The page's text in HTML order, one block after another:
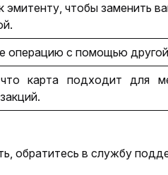
эмитенту, чтобы заменить
операцию с помощью другой
карта подходит для
обратитесь в службу